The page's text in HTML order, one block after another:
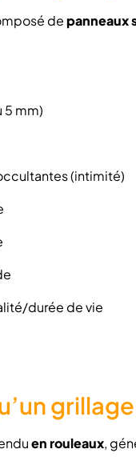
depanneaux
5 mm)
(intimité)
durée de vie
en rouleaux,